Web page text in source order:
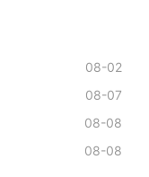
08-02
08-07
08-08
08-08